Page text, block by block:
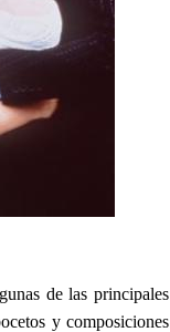
de las principales
y composiciones